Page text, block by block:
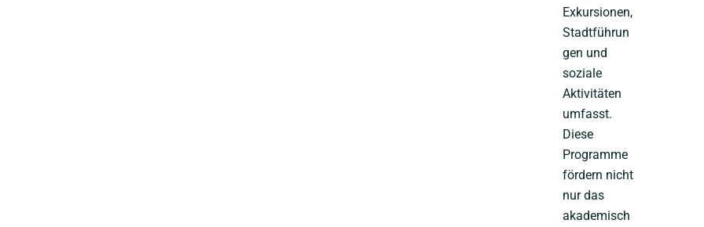
Exkursionen,
Stadtführun
gen und
soziale
Aktivitäten
umfasst.
Diese
Programme
fördern nicht
nur das
akademisch